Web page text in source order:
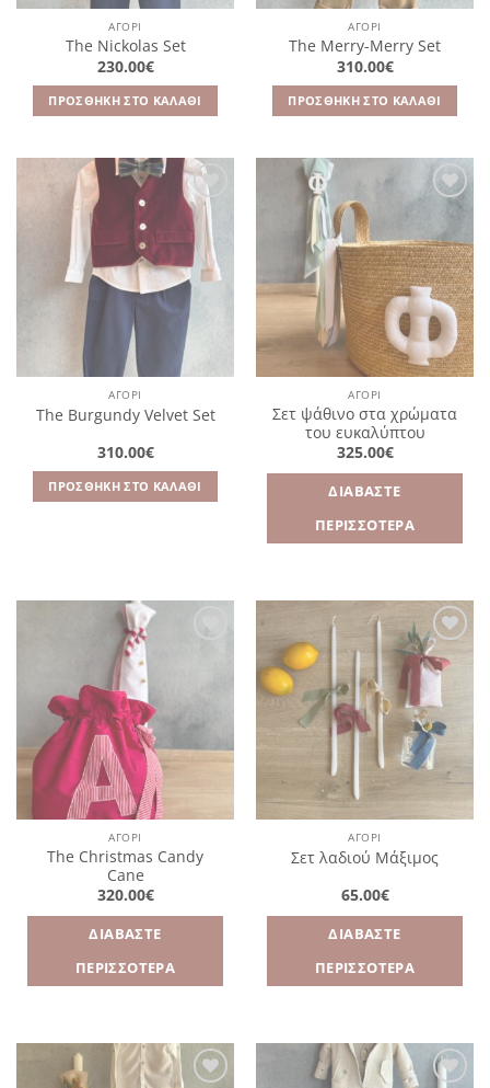
ΑΓΌΡΙ
The Nickolas Set
230.00€
ΠΡΟΣΘΉΚΗ ΣΤΟ ΚΑΛΆΘΙ
ΑΓΌΡΙ
The Merry-Merry Set
310.00€
ΠΡΟΣΘΉΚΗ ΣΤΟ ΚΑΛΆΘΙ
Πρόσθήκη
στην
λίστα
επιθυμιών
ΑΓΌΡΙ
The Burgundy Velvet Set
310.00€
ΠΡΟΣΘΉΚΗ ΣΤΟ ΚΑΛΆΘΙ
Πρόσθήκη
λίστα
επιθυμιών
ΑΓΌΡΙ
Σετ ψάθινο στα χρώματα
του ευκαλύπτου
325.00€
ΔΙΑΒΆΣΤΕ
ΠΕΡΙΣΣΌΤΕΡΑ
επιθυμιών
ΑΓΌΡΙ
The Christmas Candy
Cane
320.00€
ΔΙΑΒΆΣΤΕ
ΠΕΡΙΣΣΌΤΕΡΑ
Πρόσθήκη
στην
λίστα
επιθυμιών
ΑΓΌΡΙ
Σετ λαδιού Μάξιμος
65.00€
ΔΙΑΒΆΣΤΕ
ΠΕΡΙΣΣΌΤΕΡΑ